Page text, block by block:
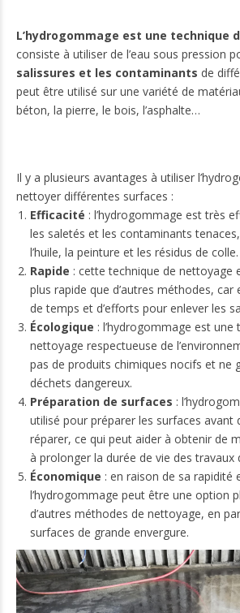
L’hydrogommage est une technique
consiste à utiliser de l’eau sous pression
salissures et les contaminants de
peut être utilisé sur une variété de
béton, la pierre, le bois, l’asphalte…
Il y a plusieurs avantages à utiliser
nettoyer différentes surfaces :
Efficacité : l’hydrogommage est très
les saletés et les contaminants
l’huile, la peinture et les résidus de colle.
Rapide : cette technique de nettoyage
plus rapide que d’autres méthodes, car
de temps et d’efforts pour enlever les
Écologique : l’hydrogommage est une
nettoyage respectueuse de
pas de produits chimiques nocifs et ne
déchets dangereux.
Préparation de surfaces :
utilisé pour préparer les surfaces avant
réparer, ce qui peut aider à obtenir de
à prolonger la durée de vie des travaux
Économique : en raison de sa rapidité
l’hydrogommage peut être une option
d’autres méthodes de nettoyage, en
surfaces de grande envergure.